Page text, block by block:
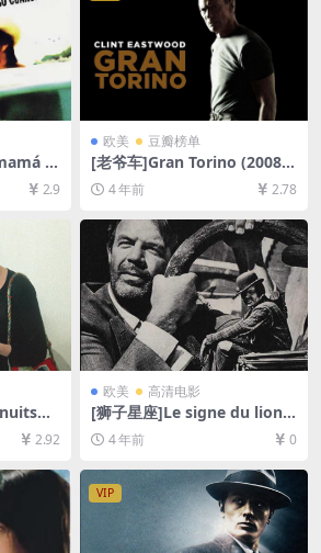
ta
+夸克
源] 2.9
欧美 豆瓣榜单
[老爷车]Gran Torino (2008)
[百度网盘+夸克网盘+迅雷云
盘资源1080P超清未删减][MP
4 年前 2.78
度网盘
删减
载][MP
2.92
欧美 高清电影
[狮子星座]Le signe du lion
(1962)[百度网盘+迅雷云盘资
源1080P超清未删减][MP4/6
GB][中文字幕]
4 年前 0
VIP